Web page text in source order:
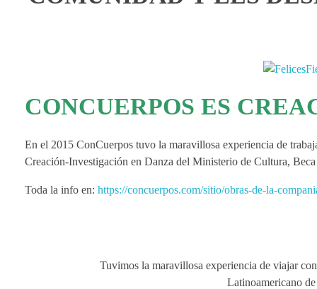
e
s
F
CONCUERPOS ES
En el 2015 ConCuerpos tuvo la maravillosa experiencia de
Creación-Investigación en Danza del Ministerio de Cultura,
Toda la info en: https://concuerpos.com/sitio/obras-de-la-
Tuvimos la maravillosa experiencia de viajar
Latinoamericano